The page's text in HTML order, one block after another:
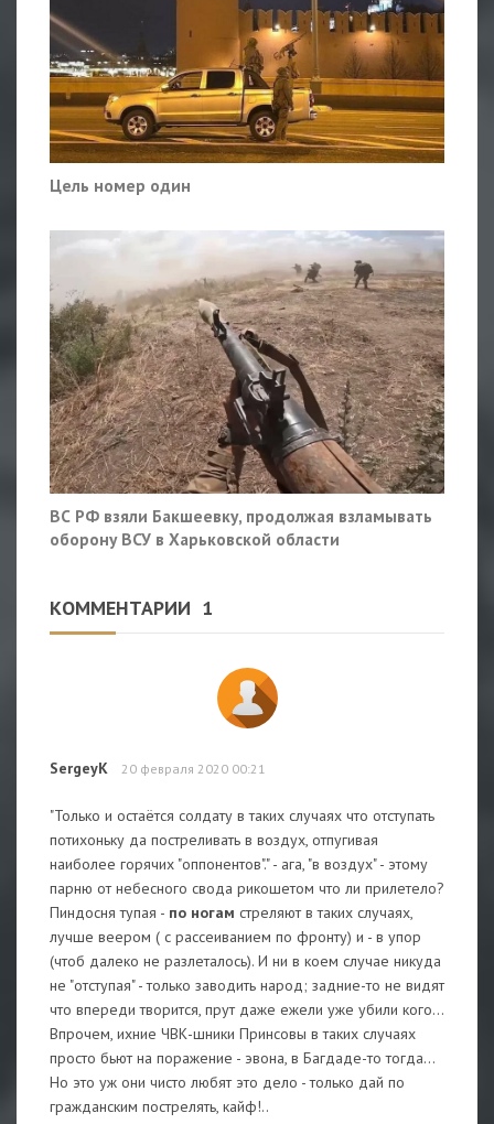
Цель номер один
ВС РФ взяли Бакшеевку, продолжая взламывать
оборону ВСУ в Харьковской области
КОММЕНТАРИИ 1
SergeyK 20 февраля 2020 00:21
"Только и остаётся солдату в таких случаях что отступать
потихоньку да постреливать в воздух, отпугивая
наиболее горячих "оппонентов"." - ага, "в воздух" - этому
парню от небесного свода рикошетом что ли прилетело?
Пиндосня тупая - по ногам стреляют в таких случаях,
лучше веером ( с рассеиванием по фронту) и - в упор
(чтоб далеко не разлеталось). И ни в коем случае никуда
не "отступая" - только заводить народ; задние-то не видят
что впереди творится, прут даже ежели уже убили кого...
Впрочем, ихние ЧВК-шники Принсовы в таких случаях
просто бьют на поражение - эвона, в Багдаде-то тогда...
Но это уж они чисто любят это дело - только дай по
гражданским пострелять, кайф!..